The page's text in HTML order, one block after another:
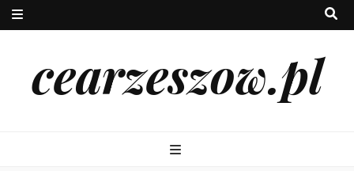
cearzeszow.pl